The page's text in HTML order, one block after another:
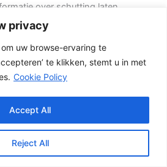
privacy
uw browse-ervaring te
te klikken, stemt u in met
Cookie Policy
Reject All
Accept All
over schutting laten
helpt het om eerst goed te
van onderhoud die u acceptabel
helpt klanten met bestaande
over een duurzame
vraagt om meer dan alleen
palen. Wilt u zo min mogelijk
betonschutting of hout-beton